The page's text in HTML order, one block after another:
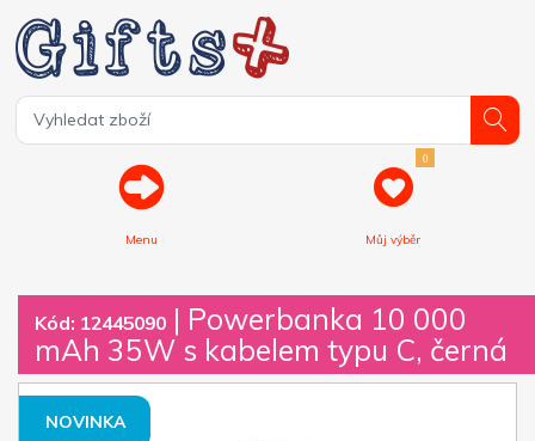
Menu
0
Můj výběr
Kód: 12445090 | Powerbanka 10 000
mAh 35W s kabelem typu C, černá
NOVINKA